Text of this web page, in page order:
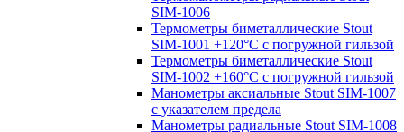
SIM-1006
Термометры биметаллические Stout
SIM-1001 +120°С с погружной гильзой
Термометры биметаллические Stout
SIM-1002 +160°С с погружной гильзой
Манометры аксиальные Stout SIM-1007
с указателем предела
Манометры радиальные Stout SIM-1008